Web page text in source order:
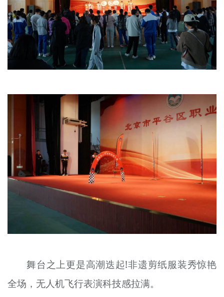
舞台之上更是高潮迭起!非遗剪纸服装秀惊艳
全场，无人机飞行表演科技感拉满。